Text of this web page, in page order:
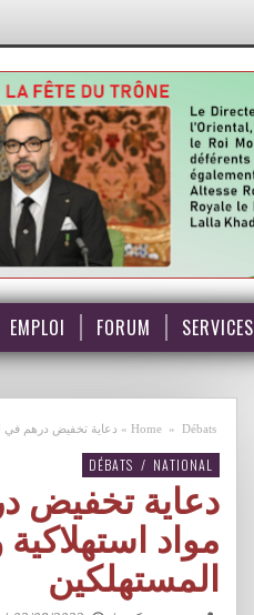
EMPLOI FORUM SERVICES
Home » Débats
» دعاية تخفيض درهم في
DÉBATS / NATIONAL
دعاية تخفيض
مواد
المستهلكين